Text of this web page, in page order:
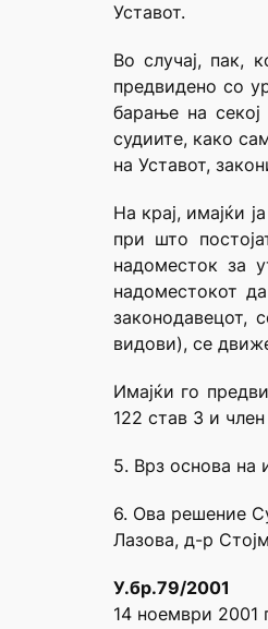
Уставот.
Во случај, пак,
предвидено со
барање на
судиите, како
на Уставот,
На крај, имајќи
при што
надоместок за
надоместокот
законодавецот,
видови), се
Имајќи го
122 став 3 и
5. Врз основа на
6. Ова решение
Лазова, д-р
У.бр.79/2001
14 ноември 2001